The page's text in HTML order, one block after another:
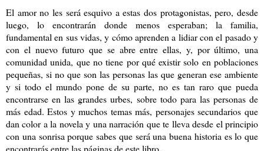
El amor no les será esquivo a estas dos protagonistas, pero, desde
luego, lo encontrarán donde menos esperaban; la familia,
fundamental en sus vidas, y cómo aprenden a lidiar con el pasado y
con el nuevo futuro que se abre entre ellas, y, por último, una
comunidad unida, que no tiene por qué existir solo en poblaciones
pequeñas, si no que son las personas las que generan ese ambiente
y si todo el mundo pone de su parte, no es tan raro que pueda
encontrarse en las grandes urbes, sobre todo para las personas de
más edad. Estos y muchos temas más, personajes secundarios que
dan color a la novela y una narración que te lleva desde el principio
con una sonrisa porque sabes que será una buena historia es lo que
encontrarás entre las páginas de este libro.